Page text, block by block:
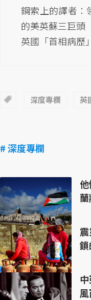
鋼索上的譯者：
的美英蘇三巨頭
英國「首相病歷
深度專欄 英
# 深度專欄